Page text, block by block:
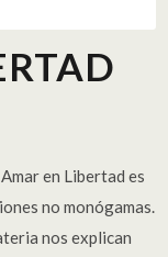
en Libertad es
no monógamas.
nos explican